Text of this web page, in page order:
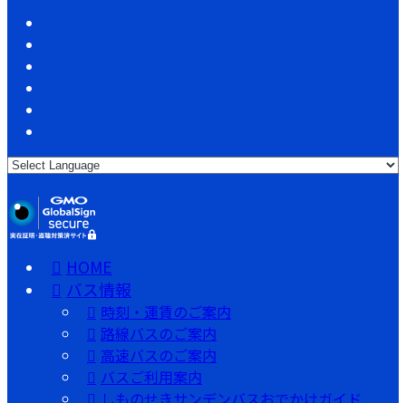
HOME
バス情報
時刻・運賃のご案内
路線バスのご案内
高速バスのご案内
バスご利用案内